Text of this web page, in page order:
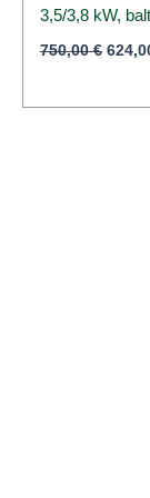
3,5/3,8 kW,
750,00€